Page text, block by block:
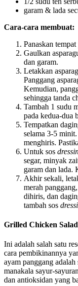
garam & lada
Cara-cara membuat:
Panaskan
Gaulkan
dan garam.
Letakkan
Panggang
Kemudian,
sehingga tanda
Tambah 1 sudu
pada kedua-dua
Tempatkan
selama 3-5
menghiris.
Untuk sos
segar, minyak
garam dan lada.
Akhir sekali,
merah
dihiris, dan
tambah sos
Grilled Chicken Salad
Ini adalah salah satu
cara pembikinannya
ayam panggang
manakala sayur-
dan antioksidan yang